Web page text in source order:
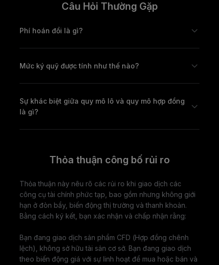
Câu Hỏi Thường Gặp
Phí hoán đổi là gì?
Mức ký quỹ được tính như thế nào?
Sự khác biệt giữa quy mô lô và quy mô hợp đồng
là gì?
Thỏa thuận công bố rủi ro
Thỏa thuận này nêu rõ các rủi ro khi giao dịch các
công cụ tài chính phức tạp, bao gồm nhưng không giới
hạn ở đòn bẩy, biến động thị trường và thanh khoản.
Bằng cách ký kết, bạn xác nhận và chấp nhận rằng:
Bạn đang giao dịch sản phẩm CFD (Hợp đồng chênh
lệch), không sở hữu tài sản cơ sở. Bạn đang giao dịch
theo biến động giá với sự linh hoạt để mua hoặc bán và